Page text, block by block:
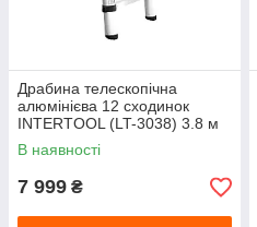
Драбина телескопічна
алюмінієва 12 сходинок
INTERTOOL (LT-3038) 3.8 м
В наявності
7 999 ₴